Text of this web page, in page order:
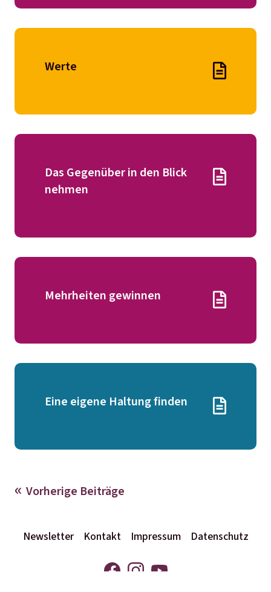
Werte
Das Gegenüber in den Blick
nehmen
Mehrheiten gewinnen
Eine eigene Haltung finden
Vorherige Beiträge
Newsletter Kontakt Impressum Datenschutz